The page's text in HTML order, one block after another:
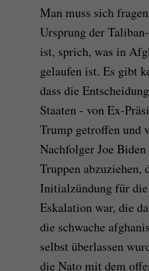
Man muss sich
Ursprung der
ist, sprich, was in
gelaufen ist. Es gibt
dass die
Staaten - von Ex-
Trump getroffen und
Nachfolger Joe
Truppen abzuziehen,
Initialzündung für
Eskalation war, die
die schwache
selbst überlassen
die Nato mit dem